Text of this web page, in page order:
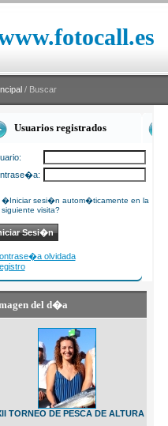
/ Buscar
Usuarios registrados
�Iniciar sesi�n autom�ticamente en la
siguiente visita?
olvidada
del d�a
TORNEO DE PESCA DE ALTURA